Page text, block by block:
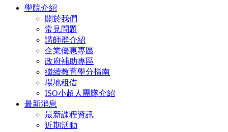
學院介紹
關於我們
常見問題
講師群介紹
企業優惠專區
政府補助專區
繼續教育學分指南
場地租借
ISO小超人團隊介紹
最新消息
最新課程資訊
近期活動